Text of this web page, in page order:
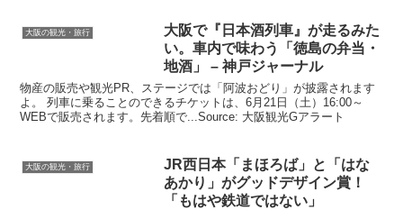
大阪の観光・旅行 大阪で『日本酒列車』が走るみた
い。車内で味わう「徳島の弁当・
地酒」 – 神戸ジャーナル
物産の販売や観光PR、ステージでは「阿波おどり」が披露されます
よ。 列車に乗ることのできるチケットは、6月21日（土）16:00～
WEBで販売されます。先着順で...Source: 大阪観光Gアラート
大阪の観光・旅行
JR西日本「まほろば」と「はな
あかり」がグッドデザイン賞！
「もはや鉄道ではない」